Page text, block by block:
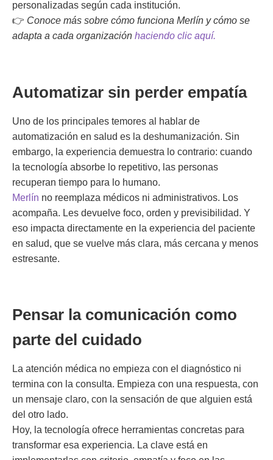
personalizadas según cada institución.
👉 Conoce más sobre cómo funciona Merlín y cómo se
adapta a cada organización haciendo clic aquí.
Automatizar sin perder empatía
Uno de los principales temores al hablar de
automatización en salud es la deshumanización. Sin
embargo, la experiencia demuestra lo contrario: cuando
la tecnología absorbe lo repetitivo, las personas
recuperan tiempo para lo humano.
Merlín no reemplaza médicos ni administrativos. Los
acompaña. Les devuelve foco, orden y previsibilidad. Y
eso impacta directamente en la experiencia del paciente
en salud, que se vuelve más clara, más cercana y menos
estresante.
Pensar la comunicación como
parte del cuidado
La atención médica no empieza con el diagnóstico ni
termina con la consulta. Empieza con una respuesta, con
un mensaje claro, con la sensación de que alguien está
del otro lado.
Hoy, la tecnología ofrece herramientas concretas para
transformar esa experiencia. La clave está en